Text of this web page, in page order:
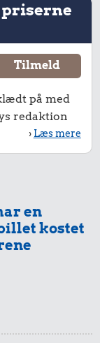
på med
redaktion
› Læs mere
en
kostet